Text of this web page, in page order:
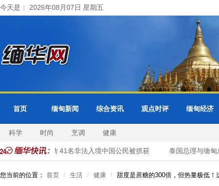
今天是： 2026年08月07日 星期五
首页 缅甸新闻 综合资讯 观点时评 缅甸经济
科学 时尚 烹调 健康
开展清网行动 41名非法入境中国公民被抓获 泰国总理与缅甸总
您当前的位置： 首页 生活 健康 甜度是蔗糖的300倍，但热量极低